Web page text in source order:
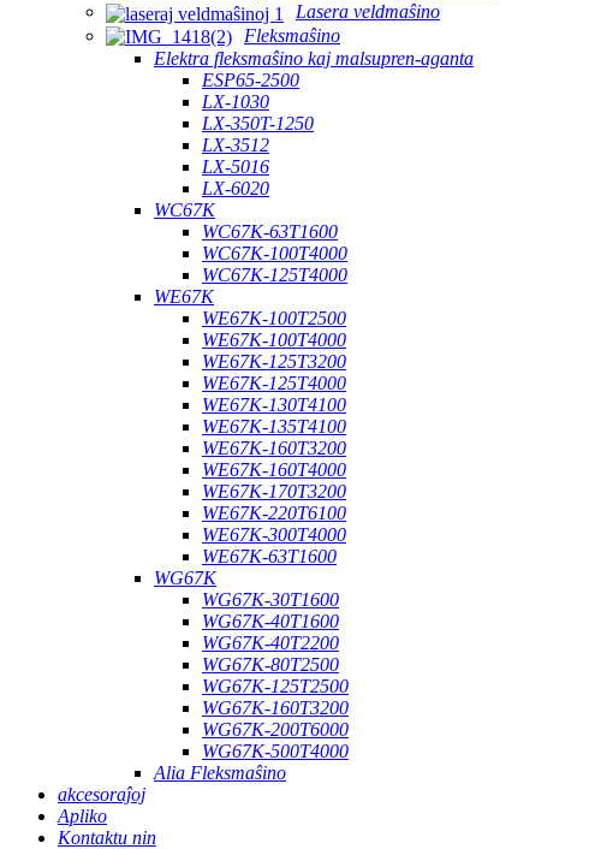
Lasera veldmaŝino
Fleksmaŝino
Elektra fleksmaŝino kaj malsupren-aganta
ESP65-2500
LX-1030
LX-350T-1250
LX-3512
LX-5016
LX-6020
WC67K
WC67K-63T1600
WC67K-100T4000
WC67K-125T4000
WE67K
WE67K-100T2500
WE67K-100T4000
WE67K-125T3200
WE67K-125T4000
WE67K-130T4100
WE67K-135T4100
WE67K-160T3200
WE67K-160T4000
WE67K-170T3200
WE67K-220T6100
WE67K-300T4000
WE67K-63T1600
WG67K
WG67K-30T1600
WG67K-40T1600
WG67K-40T2200
WG67K-80T2500
WG67K-125T2500
WG67K-160T3200
WG67K-200T6000
WG67K-500T4000
Alia Fleksmaŝino
akcesoraĵoj
Apliko
Kontaktu nin